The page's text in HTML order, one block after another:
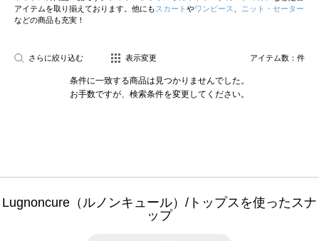
アイテムを取り揃えております。他にも スカート やワンピース
ニット・セーター
などの商品も充実！
さらに絞り込む 表示変更 アイテム数： 件
条件に一致する商品は見つかりませんでした。
お手数ですが、検索条件を変更してください。
Lugnoncure（ルノンキュール）/トップスを使ったスナ
ップ